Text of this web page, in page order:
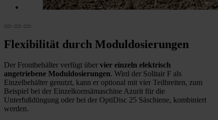
Flexibilität durch Moduldosierungen
Der Frontbehälter verfügt über vier einzeln elektrisch
angetriebene Moduldosierungen. Wird der Solitair F als
Einzelbehälter genutzt, kann er optional mit vier Teilbreiten, zum
Beispiel bei der Einzelkornsämaschine Azurit für die
Unterfußdüngung oder bei der OptiDisc 25 Säschiene, kombiniert
werden.